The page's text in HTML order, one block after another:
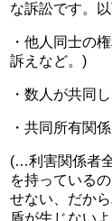
な訴訟です。以
・他人同士の
訴えなど。)
・数人が共同
・共同所有関
(…利害関係者
を持っている
せない、だか
盾が生じない